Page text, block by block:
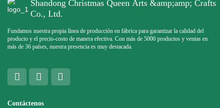
Shandong Christmas Queen Arts &amp;amp; Crafts
Co., Ltd.
Fundamos nuestra propia línea de producción en fábrica para garantizar la calidad del
producto y el precio-costo de manera efectiva. Con más de 5000 productos y ventas en
más de 36 países, nuestra presencia es muy destacada.
Contáctenos